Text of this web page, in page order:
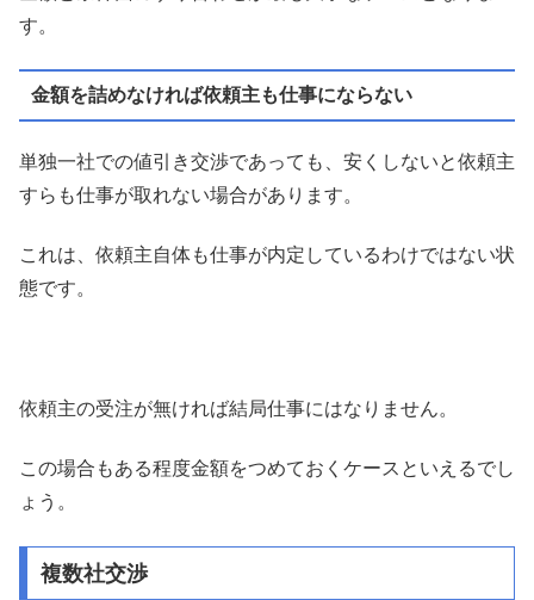
す。
金額を詰めなければ依頼主も仕事にならない
単独一社での値引き交渉であっても、安くしないと依頼主
すらも仕事が取れない場合があります。
これは、依頼主自体も仕事が内定しているわけではない状
態です。
依頼主の受注が無ければ結局仕事にはなりません。
この場合もある程度金額をつめておくケースといえるでし
ょう。
複数社交渉